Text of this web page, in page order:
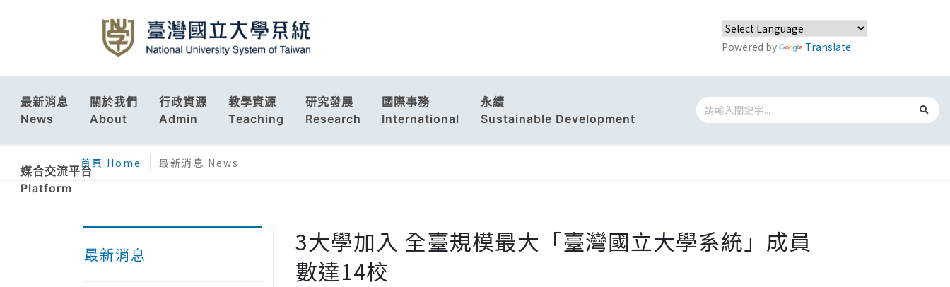
Powered by Translate
最新消息
News
關於我們
About
行政資源
Admin
教學資源
Teaching
研究發展
Research
國際事務
International
永續
Sustainable Development
媒合交流平台
Platform
首頁 Home 最新消息 News
最新消息
3大學加入 全臺規模最大「臺灣國立大學系統」成員
數達14校